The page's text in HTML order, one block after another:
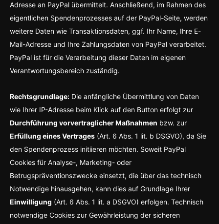
Adresse an PayPal übermittelt. Anschließend, im Rahmen des
eigentlichen Spendenprozesses auf der PayPal-Seite, werden
weitere Daten wie Transaktionsdaten, ggf. Ihr Name, Ihre E-
Mail-Adresse und Ihre Zahlungsdaten von PayPal verarbeitet.
PayPal ist für die Verarbeitung dieser Daten im eigenen
Verantwortungsbereich zuständig.
Rechtsgrundlage: Die anfängliche Übermittlung von Daten
wie Ihrer IP-Adresse beim Klick auf den Button erfolgt zur
Durchführung vorvertraglicher Maßnahmen bzw. zur
Erfüllung eines Vertrages (Art. 6 Abs. 1 lit. b DSGVO), da Sie
den Spendenprozess initiieren möchten. Soweit PayPal
Cookies für Analyse-, Marketing- oder
Betrugspräventionszwecke einsetzt, die über das technisch
Notwendige hinausgehen, kann dies auf Grundlage Ihrer
Einwilligung (Art. 6 Abs. 1 lit. a DSGVO) erfolgen. Technisch
notwendige Cookies zur Gewährleistung der sicheren